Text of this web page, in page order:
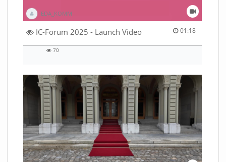
EDA_KOMM
IC-Forum 2025 - Launch Video 01:18
01:18 duration
70